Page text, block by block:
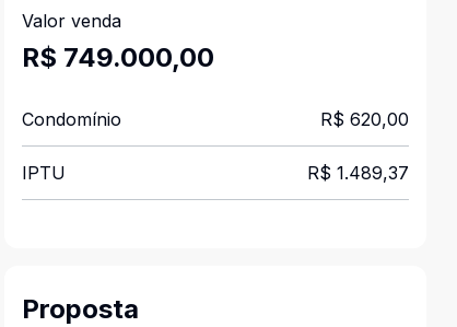
Valor venda
R$ 749.000,00
Condomínio R$ 620,00
IPTU R$ 1.489,37
Proposta